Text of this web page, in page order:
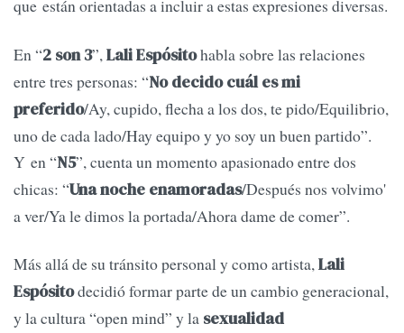
que están orientadas a incluir a estas expresiones diversas.
En “2 son 3”,Lali Espósitohabla sobre las relaciones
entre tres personas: “No decido cuál es mi
preferido/Ay, cupido, flecha a los dos, te pido/Equilibrio,
uno de cada lado/Hay equipo y yo soy un buen partido”.
Y en “N5”, cuenta un momento apasionado entre dos
chicas: “Una noche enamoradas/Después nos volvimo'
a ver/Ya le dimos la portada/Ahora dame de comer”.
Más allá de su tránsito personal y como artista,Lali
Espósitodecidió formar parte de un cambio generacional,
y la cultura “open mind” y la sexualidad